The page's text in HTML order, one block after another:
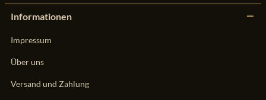
Informationen
Impressum
Über uns
Versand und Zahlung